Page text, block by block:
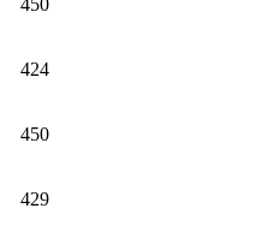
424
450
429